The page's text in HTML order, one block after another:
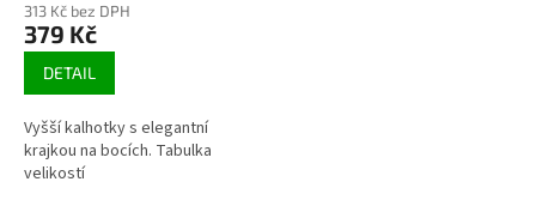
313 Kč bez DPH
379 Kč
DETAIL
Vyšší kalhotky s elegantní
krajkou na bocích. Tabulka
velikostí